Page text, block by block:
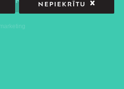
NEPIEKRĪTU